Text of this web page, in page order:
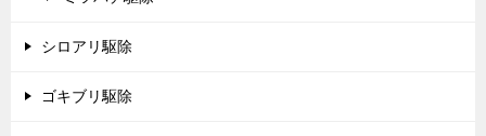
シロアリ駆除
ゴキブリ駆除